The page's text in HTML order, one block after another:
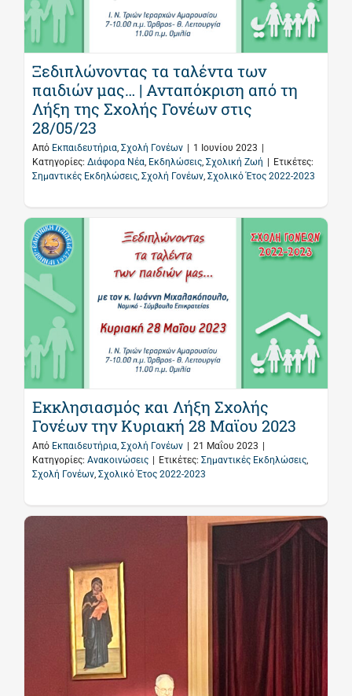
Ξεδιπλώνοντας τα ταλέντα των
παιδιών μας… | Ανταπόκριση από τη
Λήξη της Σχολής Γονέων στις
28/05/23
Από Εκπαιδευτήρια, Σχολή Γονέων 1 Ιουνίου 2023
Κατηγορίες: Διάφορα Νέα, Εκδηλώσεις, Σχολική Ζωή
Ετικέτες:
Σημαντικές Εκδηλώσεις, Σχολή Γονέων, Σχολικό Έτος 2022-2023
Εκκλησιασμός και Λήξη Σχολής
Γονέων την Κυριακή 28 Μαϊου 2023
Από Εκπαιδευτήρια, Σχολή Γονέων 21 Μαΐου 2023
Κατηγορίες: Ανακοινώσεις Ετικέτες: Σημαντικές Εκδηλώσεις,
Σχολή Γονέων, Σχολικό Έτος 2022-2023